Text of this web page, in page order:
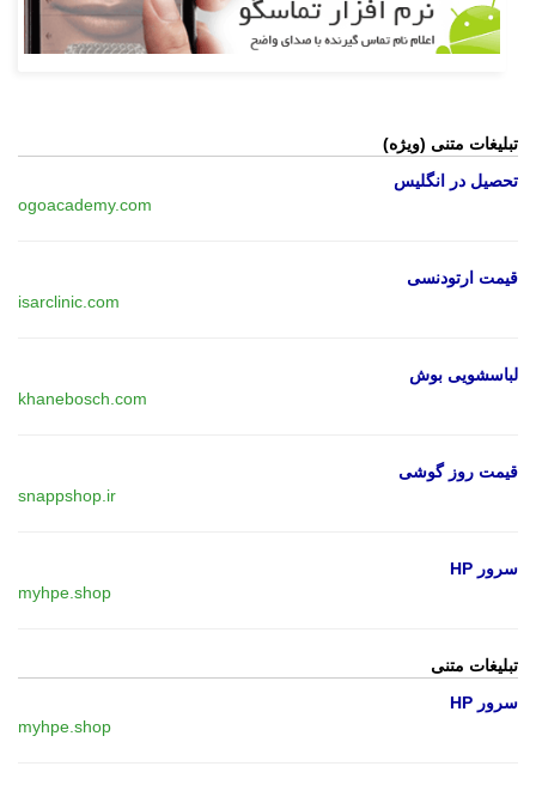
تبلیغات متنی (ویژه)
تحصیل در انگلیس
ogoacademy.com
قیمت ارتودنسی
isarclinic.com
لباسشویی بوش
khanebosch.com
قیمت روز گوشی
snappshop.ir
سرور HP
myhpe.shop
تبلیغات متنی
سرور HP
myhpe.shop